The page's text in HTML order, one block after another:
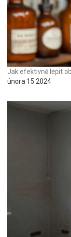
Jak efektivně lepit
února 15 2024